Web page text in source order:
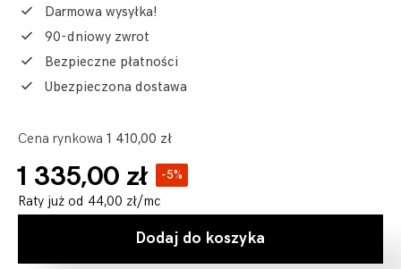
Darmowa wysyłka!
90-dniowy zwrot
Bezpieczne płatności
Ubezpieczona dostawa
Cena rynkowa 1 410,00 zł
1 335,00 zł -5%
Raty już od 44,00 zł/mc
Dodaj do koszyka